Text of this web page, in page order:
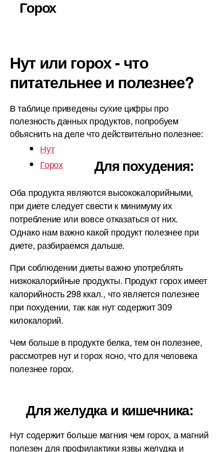
Горох
Нут или горох - что
питательнее и полезнее?
В таблице приведены сухие цифры про
полезность данных продуктов, попробуем
объяснить на деле что действительно полезнее:
Нут
Горох
Для похудения:
Оба продукта являются высококалорийными,
при диете следует свести к минимуму их
потребление или вовсе отказаться от них.
Однако нам важно какой продукт полезнее при
диете, разбираемся дальше.
При соблюдении диеты важно употреблять
низкокалорийные продукты. Продукт горох имеет
калорийность 298 ккал., что является полезнее
при похудении, так как нут содержит 309
килокалорий.
Чем больше в продукте белка, тем он полезнее,
рассмотрев нут и горох ясно, что для человека
полезнее горох.
Для желудка и кишечника:
Нут содержит больше магния чем горох, а магний
полезен для профилактики язвы желудка и